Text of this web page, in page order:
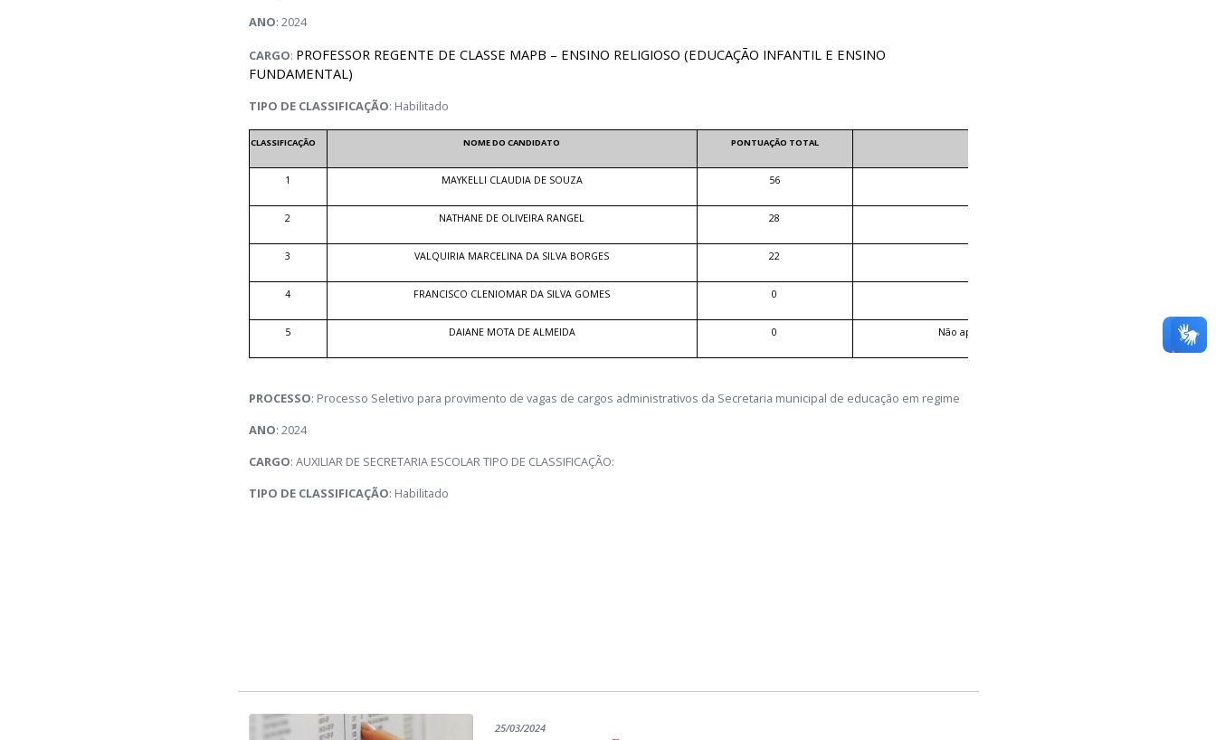
ANO: 2024
CARGO: PROFESSOR REGENTE DE CLASSE MAPB – ENSINO RELIGIOSO (EDUCAÇÃO INFANTIL E ENSINO
FUNDAMENTAL)
TIPO DE CLASSIFICAÇÃO: Habilitado
CLASSIFICAÇÃO NOME DO CANDIDATO PONTUAÇÃO TOTAL
1 MAYKELLI CLAUDIA DE SOUZA 56
2 NATHANE DE OLIVEIRA RANGEL 28
3 VALQUIRIA MARCELINA DA SILVA BORGES 22
4 FRANCISCO CLENIOMAR DA SILVA GOMES 0
5 DAIANE MOTA DE ALMEIDA 0 Não apresentou todos os pré-requisitos.
PROCESSO: Processo Seletivo para provimento de vagas de cargos administrativos da Secretaria municipal de educação em regime
ANO: 2024
CARGO: AUXILIAR DE SECRETARIA ESCOLAR TIPO DE CLASSIFICAÇÃO:
TIPO DE CLASSIFICAÇÃO: Habilitado
25/03/2024